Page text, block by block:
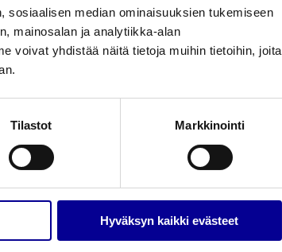
sosiaalisen median ominaisuuksien tukemiseen
mainosalan ja analytiikka-alan
voivat yhdistää näitä tietoja muihin tietoihin, joita
Tilastot Markkinointi
Hyväksyn kaikki evästeet